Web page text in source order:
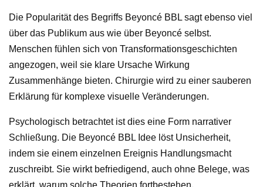
Die Popularität des Begriffs Beyoncé BBL sagt ebenso viel
über das Publikum aus wie über Beyoncé selbst.
Menschen fühlen sich von Transformationsgeschichten
angezogen, weil sie klare Ursache Wirkung
Zusammenhänge bieten. Chirurgie wird zu einer sauberen
Erklärung für komplexe visuelle Veränderungen.
Psychologisch betrachtet ist dies eine Form narrativer
Schließung. Die Beyoncé BBL Idee löst Unsicherheit,
indem sie einem einzelnen Ereignis Handlungsmacht
zuschreibt. Sie wirkt befriedigend, auch ohne Belege, was
erklärt, warum solche Theorien fortbestehen.